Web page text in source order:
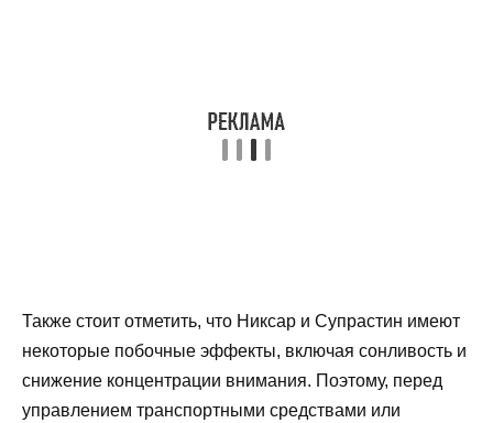
Также стоит отметить, что Никсар и Супрастин имеют
некоторые побочные эффекты, включая сонливость и
снижение концентрации внимания. Поэтому, перед
управлением транспортными средствами или